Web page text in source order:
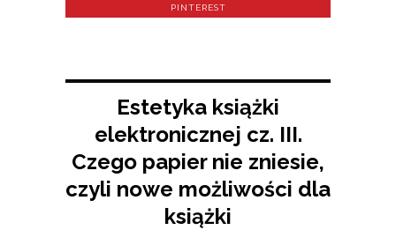
PINTEREST
Estetyka książki
elektronicznej cz. III.
Czego papier nie zniesie,
czyli nowe możliwości dla
książki